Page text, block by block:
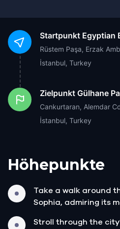
Startpunkt Egyptian
Rüstem Paşa, Erzak
İstanbul, Turkey
Zielpunkt Gülhane
Cankurtaran, Alemdar
İstanbul, Turkey
Höhepunkte
Take a walk around
Sophia, admiring its
Stroll through the